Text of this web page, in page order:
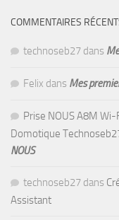
COMMENTAIRES
technoseb27 dans
Felix dans Mes
Prise NOUS A8M
Domotique
NOUS
technoseb27 dans
Assistant